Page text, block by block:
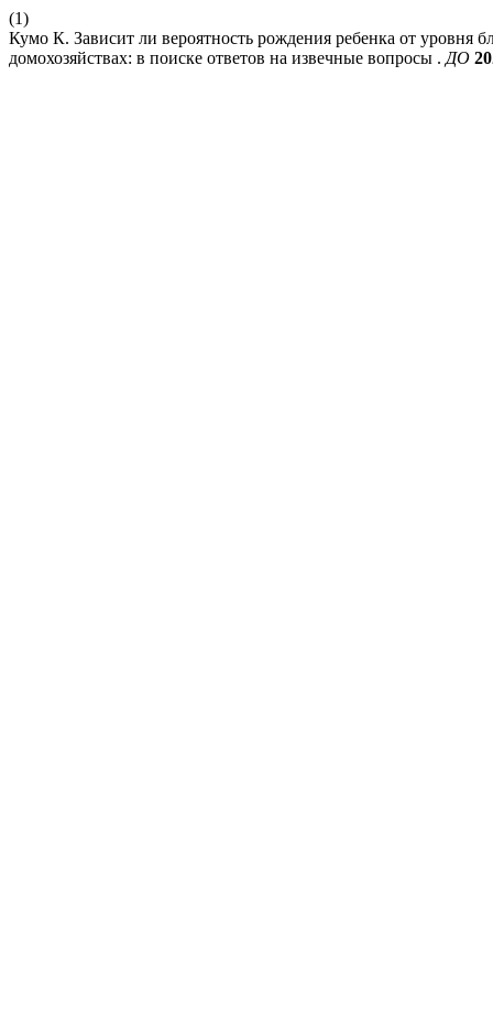
(1)
Кумо К. Зависит ли вероятность рождения ребенка от уровня
домохозяйствах: в поиске ответов на извечные вопросы . ДО